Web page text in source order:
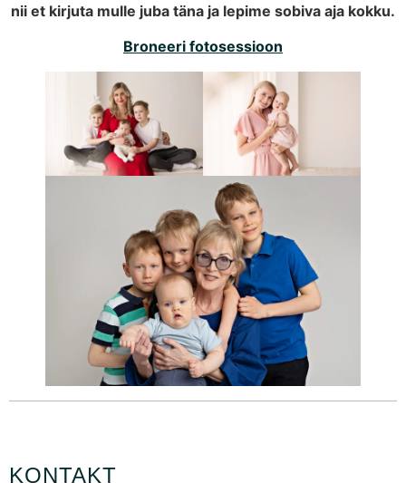
nii et kirjuta mulle juba täna ja lepime sobiva aja kokku.
Broneeri fotosessioon
KONTAKT